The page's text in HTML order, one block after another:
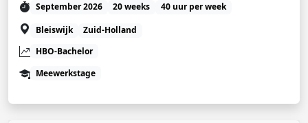
September 2026 20 weeks
40 uur per week
Bleiswijk
Zuid-Holland
HBO-Bachelor
Meewerkstage